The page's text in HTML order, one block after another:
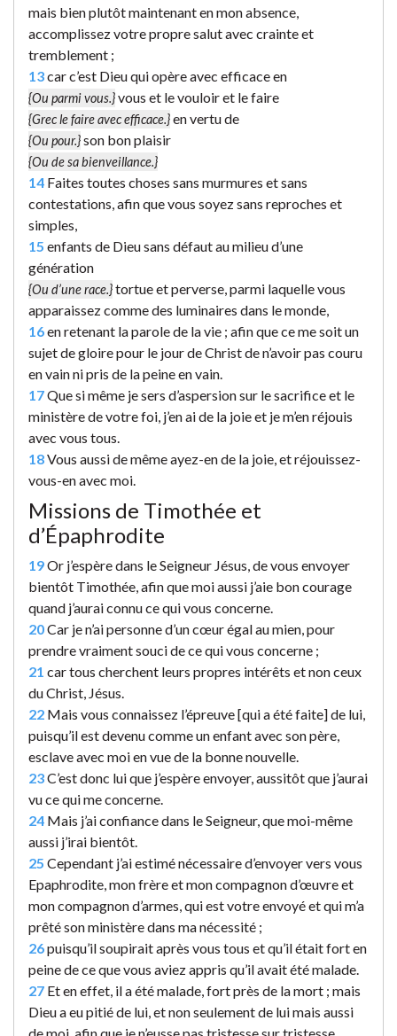
mais bien plutôt maintenant en mon absence,
accomplissez votre propre salut avec crainte et
tremblement ;
13car c’est Dieu qui opère avec efficace en
{Ou parmi vous.}vous et le vouloir et le faire
{Grec le faire avec efficace.}en vertu de
{Ou pour.}son bon plaisir
{Ou de sa bienveillance.}
14 Faites toutes choses sans murmures et sans
contestations, afin que vous soyez sans reproches et
simples,
15 enfants de Dieu sans défaut au milieu d’une
génération
{Ou d’une race.}tortue et perverse, parmi laquelle vous
apparaissez comme des luminaires dans le monde,
16en retenant la parole de la vie ; afin que ce me soit un
sujet de gloire pour le jour de Christ de n’avoir pas couru
en vain ni pris de la peine en vain.
17Que si même je sers d’aspersion sur le sacrifice et le
ministère de votre foi, j’en ai de la joie et je m’en réjouis
avec vous tous.
18Vous aussi de même ayez-en de la joie, et réjouissez-
vous-en avec moi.
Missions de Timothée et
d’Épaphrodite
19Or j’espère dans le Seigneur Jésus, de vous envoyer
bientôt Timothée, afin que moi aussi j’aie bon courage
quand j’aurai connu ce qui vous concerne.
20Car je n’ai personne d’un cœur égal au mien, pour
prendre vraiment souci de ce qui vous concerne ;
21 car tous cherchent leurs propres intérêts et non ceux
du Christ, Jésus.
22 Mais vous connaissez l’épreuve [qui a été faite] de lui,
puisqu’il est devenu comme un enfant avec son père,
esclave avec moi en vue de la bonne nouvelle.
23C’est donc lui que j’espère envoyer, aussitôt que j’aurai
vu ce qui me concerne.
24 Mais j’ai confiance dans le Seigneur, que moi-même
aussi j’irai bientôt.
25 Cependant j’ai estimé nécessaire d’envoyer vers vous
Epaphrodite, mon frère et mon compagnon d’œuvre et
mon compagnon d’armes, qui est votre envoyé et qui m’a
prêté son ministère dans ma nécessité ;
26puisqu’il soupirait après vous tous et qu’il était fort en
peine de ce que vous aviez appris qu’il avait été malade.
27 Et en effet, il a été malade, fort près de la mort ; mais
Dieu a eu pitié de lui, et non seulement de lui mais aussi
de moi, afin que je n’eusse pas tristesse sur tristesse.